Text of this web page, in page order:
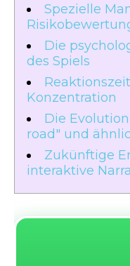
Spezielle
Die
des Spiels
Konzentration
Die
road" und
Zukünftige
interaktive